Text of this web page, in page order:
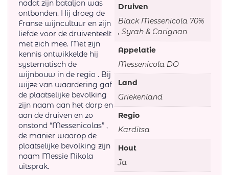
nadat zijn bataljon was
ontbonden. Hij droeg de
Franse wijncultuur en zijn
liefde voor de druiventeelt
met zich mee. Met zijn
kennis ontwikkelde hij
systematisch de
wijnbouw in de regio . Bij
wijze van waardering gaf
de plaatselijke bevolking
zijn naam aan het dorp en
aan de druiven en zo
onstond “Messenicolas” ,
de manier waarop de
plaatselijke bevolking zijn
naam Messie Nikola
uitsprak.
Druiven
Black Messenicola 70%
, Syrah & Carignan
Appelatie
Messenicola DO
Land
Griekenland
Regio
Karditsa
Hout
Ja